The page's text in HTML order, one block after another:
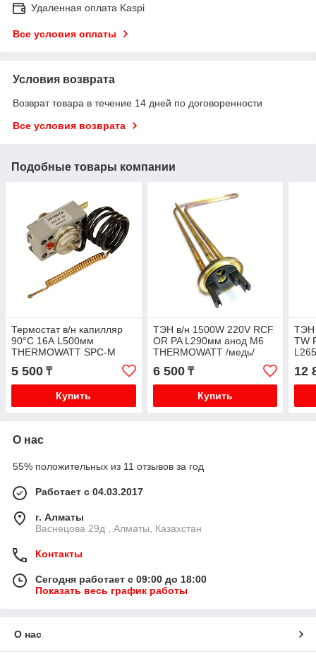
Удаленная оплата Kaspi
Все условия оплаты
Условия возврата
Возврат товара в течение 14 дней по договоренности
Все условия возврата
Подобные товары компании
Термостат в/н капилляр
90°C 16А L500мм
THERMOWATT SPC-M
18141202 защитный
5 500 ₸
Купить
ТЭН в/н 1500W 220V RCF
OR PA L290мм анод М6
THERMOWATT /медь/
6 500₸
Купить
ТЭН
TW
12
О нас
55% положительных из 11 отзывов за год
Работает с 04.03.2017
г. Алматы
Васнецова 29д , Алматы, Казахстан
Контакты
Сегодня работает с 09:00 до 18:00
Показать весь график работы
О нас